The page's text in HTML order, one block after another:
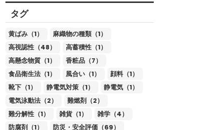
タグ
黄ばみ（1）
麻織物の種類（1）
高視認性（48）
高蓄積性（1）
高懸念物質（1）
香粧品（7）
食品衛生法（1）
風合い（1）
顔料（1）
靴下（1）
静電気対策（1）
静電気（1）
電気泳動法（2）
難燃剤（2）
難分解性（1）
雑貨（1）
雑学（4）
防腐剤（1）
防災・安全評価（69）